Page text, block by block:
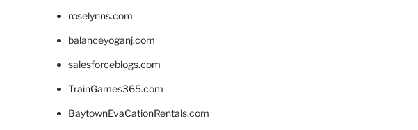
roselynns.com
balanceyoganj.com
salesforceblogs.com
TrainGames365.com
BaytownEvaCationRentals.com